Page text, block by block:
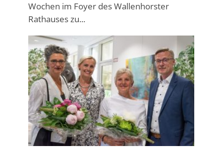
Wochen im Foyer des Wallenhorster
Rathauses zu...